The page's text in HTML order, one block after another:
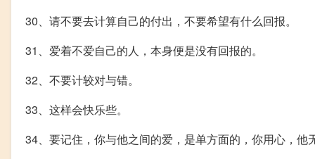
30、请不要去计算自己的付出，不要希望有什么回报。
31、爱着不爱自己的人，本身便是没有回报的。
32、不要计较对与错。
33、这样会快乐些。
34、要记住，你与他之间的爱，是单方面的，你用心，他